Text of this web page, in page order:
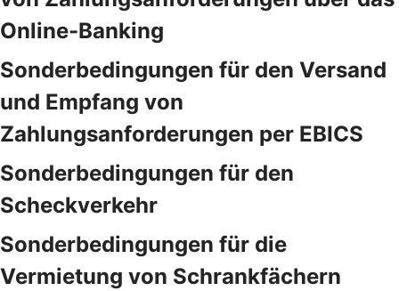
Online-Banking
Sonderbedingungen für den Versand
und Empfang von
Zahlungsanforderungen per EBICS
Sonderbedingungen für den
Scheckverkehr
Sonderbedingungen für die
Vermietung von Schrankfächern